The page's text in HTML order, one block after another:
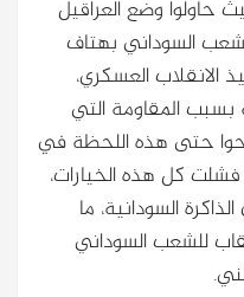
حاولوا وضع العراقيل
السوداني بهتاف
الانقلاب العسكري،
المقاومة التي
حتى هذه اللحظة في
كل هذه الخيارات،
السودانية، ما
للشعب السوداني